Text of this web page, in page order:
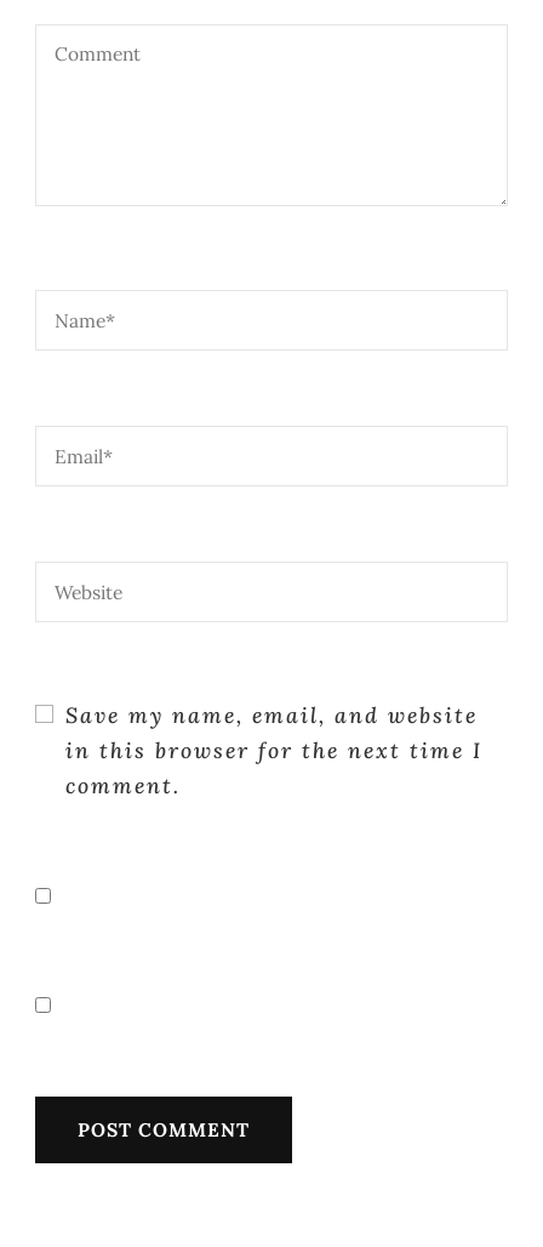
Save my name, email, and website
in this browser for the next time I
comment.